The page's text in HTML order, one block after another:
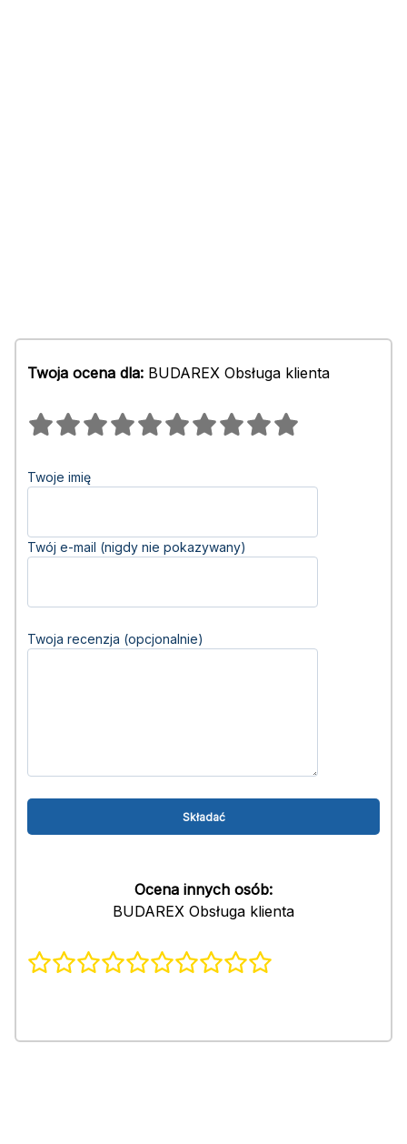
Twoja ocena dla: BUDAREX Obsługa klienta
Twoje imię
Twój e-mail (nigdy nie pokazywany)
Twoja recenzja (opcjonalnie)
Ocena innych osób:
BUDAREX Obsługa klienta